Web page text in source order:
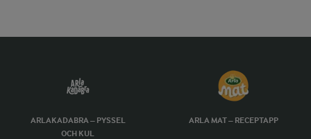
ARLAKADABRA – PYSSEL
OCH KUL
ARLA MAT – RECEPTAPP